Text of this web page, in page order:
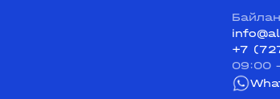
+7
09:00